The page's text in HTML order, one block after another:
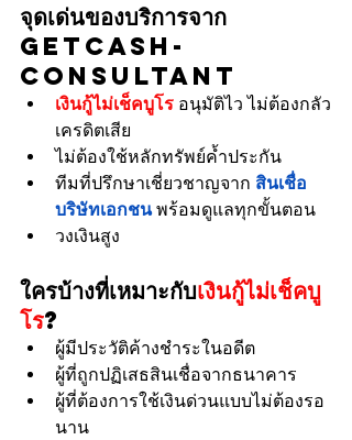
จุดเด่นของบริการจาก
Getcash-
consultant
เงินกู้ไม่เช็คบูโร อนุมัติไว ไม่ต้องกลัว
เครดิตเสีย
ไม่ต้องใช้หลักทรัพย์ค้ำประกัน
ทีมที่ปรึกษาเชี่ยวชาญจาก สินเชื่อ
บริษัทเอกชน พร้อมดูแลทุกขั้นตอน
วงเงินสูง
ใครบ้างที่เหมาะกับเงินกู้ไม่เช็คบู
โร?
ผู้มีประวัติค้างชำระในอดีต
ผู้ที่ถูกปฏิเสธสินเชื่อจากธนาคาร
ผู้ที่ต้องการใช้เงินด่วนแบบไม่ต้องรอ
นาน